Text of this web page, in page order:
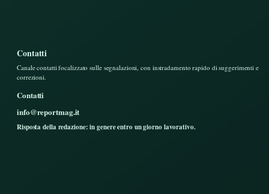
Contatti
Canale contatti focalizzato sulle segnalazioni, con instradamento rapido di suggerimenti e
correzioni.
Contatti
info@reportmag.it
Risposta della redazione: in genere entro un giorno lavorativo.